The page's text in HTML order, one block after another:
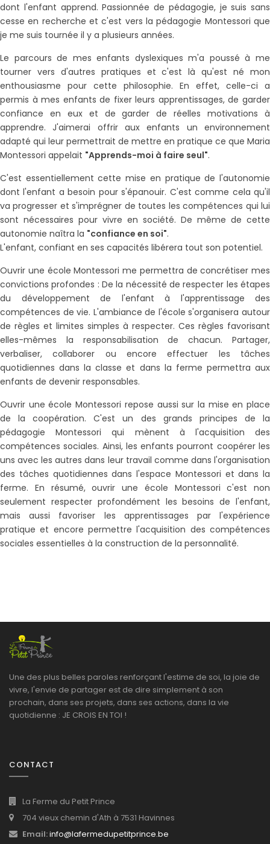
dont l'enfant apprend. Passionnée de pédagogie, je suis sans
cesse en recherche et c'est vers la pédagogie Montessori que
je me suis tournée il y a plusieurs années.
Le parcours de mes enfants dyslexiques m'a poussé à me
tourner vers d'autres pratiques et c'est là qu'est né mon
enthousiasme pour cette philosophie. En effet, celle-ci a
permis à mes enfants de fixer leurs apprentissages, de garder
confiance en eux et de garder de réelles motivations à
apprendre. J'aimerai offrir aux enfants un environnement
adapté qui leur permettrait de mettre en pratique ce que Maria
Montessori appelait "Apprends-moi à faire seul".
C'est essentiellement cette mise en pratique de l'autonomie
dont l'enfant a besoin pour s'épanouir. C'est comme cela qu'il
va progresser et s'imprégner de toutes les compétences qui lui
sont nécessaires pour vivre en société. De même de cette
autonomie naîtra la "confiance en soi".
L'enfant, confiant en ses capacités libérera tout son potentiel.
Ouvrir une école Montessori me permettra de concrétiser mes
convictions profondes : De la nécessité de respecter les étapes
du développement de l'enfant à l'apprentissage des
compétences de vie. L'ambiance de l'école s'organisera autour
de règles et limites simples à respecter. Ces règles favorisant
elles-mêmes la responsabilisation de chacun. Partager,
verbaliser, collaborer ou encore effectuer les tâches
quotidiennes dans la classe et dans la ferme permettra aux
enfants de devenir responsables.
Ouvrir une école Montessori repose aussi sur la mise en place
de la coopération. C'est un des grands principes de la
pédagogie Montessori qui mènent à l'acquisition des
compétences sociales. Ainsi, les enfants pourront coopérer les
uns avec les autres dans leur travail comme dans l'organisation
des tâches quotidiennes dans l'espace Montessori et dans la
ferme. En résumé, ouvrir une école Montessori c'est non
seulement respecter profondément les besoins de l'enfant,
mais aussi favoriser les apprentissages par l'expérience
pratique et encore permettre l'acquisition des compétences
sociales essentielles à la construction de la personnalité.
Une des plus belles paroles renforçant l'estime de soi, la joie de
vivre, l'envie de partager est de dire simplement à son
prochain, dans ses projets, dans ses actions, dans la vie
quotidienne : JE CROIS EN TOI !
CONTACT
La Ferme du Petit Prince
704 vieux chemin d'Ath à 7531 Havinnes
Email:info@lafermedupetitprince.be